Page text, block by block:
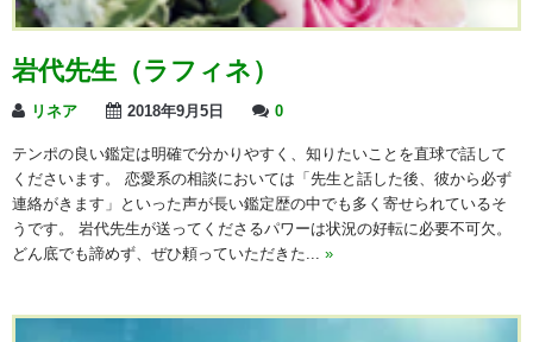
岩代先生（ラフィネ）
リネア 2018年9月5日 0
テンポの良い鑑定は明確で分かりやすく、知りたいことを直球で話して
くださいます。 恋愛系の相談においては「先生と話した後、彼から必ず
連絡がきます」といった声が長い鑑定歴の中でも多く寄せられているそ
うです。 岩代先生が送ってくださるパワーは状況の好転に必要不可欠。
どん底でも諦めず、ぜひ頼っていただきた... »